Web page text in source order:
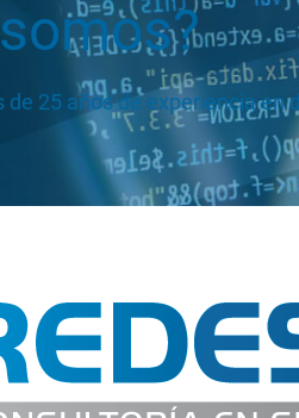
25 años de experiencia